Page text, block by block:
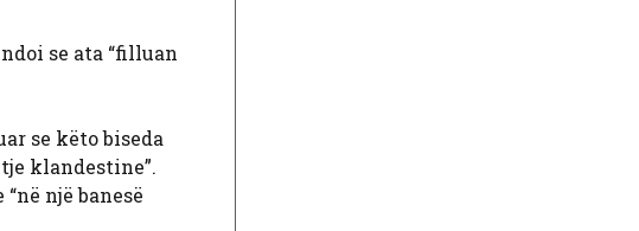
se ata “filluan
se këto biseda
klandestine”.
një banesë